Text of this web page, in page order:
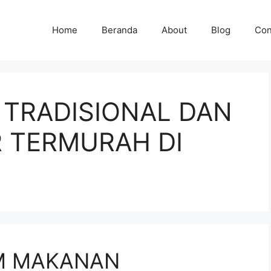
Home Beranda About Blog
DAN
DI
MAKANAN